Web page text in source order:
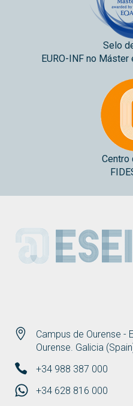
Selo
EURO-INF no Máster
Centro
ESEI
Campus de Ourense -
Ourense. Galicia
+34 988 387 000
+34 628 816 000